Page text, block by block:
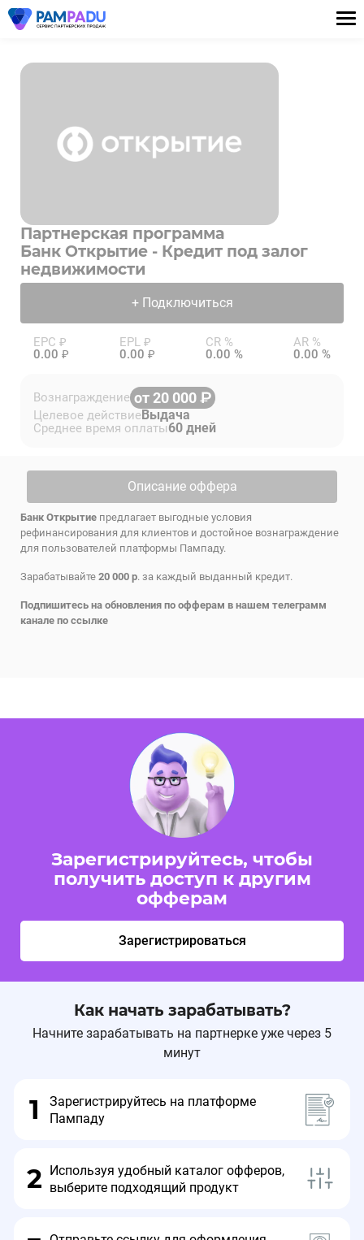
Партнерская программа
Банк Открытие - Кредит под залог
недвижимости
+ Подключиться
EPC ₽
0.00 ₽
EPL ₽
0.00 ₽
CR %
0.00 %
AR %
0.00 %
Вознаграждение от 20 000
Целевое действиеВыдача
Среднее время оплаты60 дней
Описание оффера
Банк Открытие предлагает выгодные условия
рефинансирования для клиентов и достойное вознаграждение
для пользователей платформы Пампаду.
Зарабатывайте 20 000 р. за каждый выданный кредит.
Подпишитесь на обновления по офферам в нашем телеграмм
канале по ссылке
Зарегистрируйтесь, чтобы
получить доступ к другим
офферам
Зарегистрироваться
Как начать зарабатывать?
Начните зарабатывать на партнерке уже через 5
минут
1
Зарегистрируйтесь на платформе
Пампаду
2 Используя удобный каталог офферов,
выберите подходящий продукт